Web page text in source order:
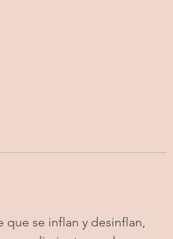
se inflan y desinflan,